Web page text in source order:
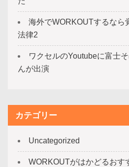
海外でWORKOUTするなら
法律2
ワクセルのYoutubeに富士
んが出演
カテゴリー
Uncategorized
WORKOUTがはかどるおす